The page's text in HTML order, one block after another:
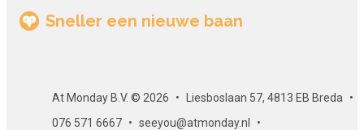
Sneller een nieuwe baan
At Monday B.V. © 2026
Liesboslaan 57, 4813 EB Breda
076 571 6667
seeyou@atmonday.nl